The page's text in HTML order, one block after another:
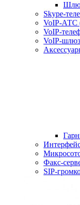
Skype-
VoIP-АТС
VoIP-
VoIP-
Факс-
SIP-